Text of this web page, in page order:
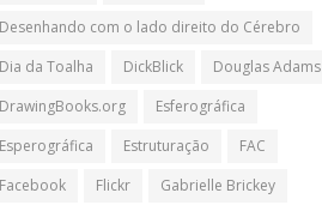
Desenhando com o lado direito do Cérebro
Dia da Toalha
DickBlick
Douglas Adams
DrawingBooks.org
Esferográfica
Esperográfica
Estruturação
FAC
Facebook
Flickr
Gabrielle Brickey